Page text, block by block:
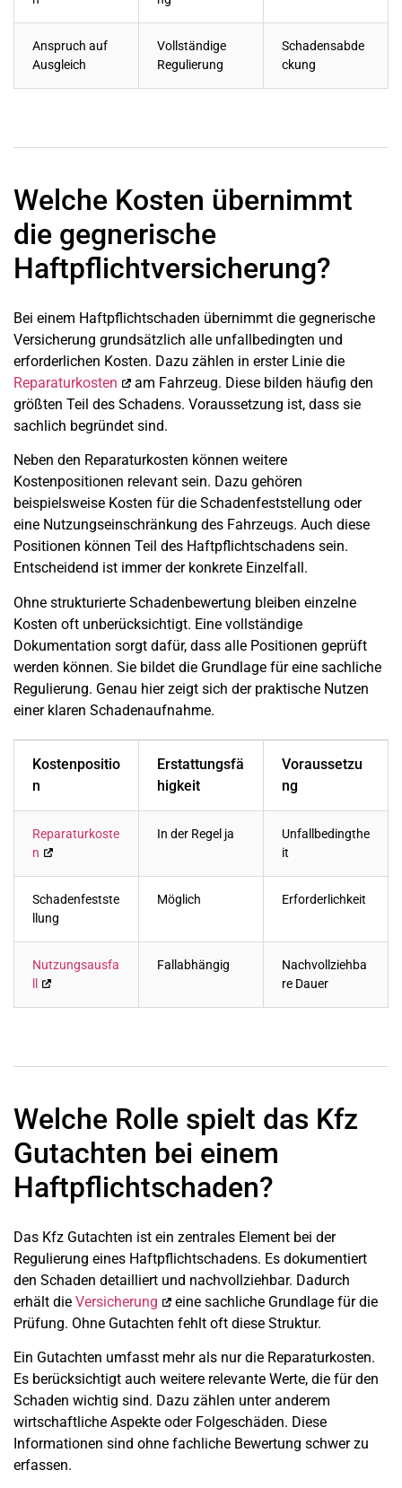
Anspruch auf
Ausgleich
Vollständige
Regulierung
Schadensabde
ckung
Welche Kosten übernimmt
die gegnerische
Haftpflichtversicherung?
Bei einem Haftpflichtschaden übernimmt die gegnerische
Versicherung grundsätzlich alle unfallbedingten und
erforderlichen Kosten. Dazu zählen in erster Linie die
Reparaturkosten
am Fahrzeug. Diese bilden häufig den
größten Teil des Schadens. Voraussetzung ist, dass sie
sachlich begründet sind.
Neben den Reparaturkosten können weitere
Kostenpositionen relevant sein. Dazu gehören
beispielsweise Kosten für die Schadenfeststellung oder
eine Nutzungseinschränkung des Fahrzeugs. Auch diese
Positionen können Teil des Haftpflichtschadens sein.
Entscheidend ist immer der konkrete Einzelfall.
Ohne strukturierte Schadenbewertung bleiben einzelne
Kosten oft unberücksichtigt. Eine vollständige
Dokumentation sorgt dafür, dass alle Positionen geprüft
werden können. Sie bildet die Grundlage für eine sachliche
Regulierung. Genau hier zeigt sich der praktische Nutzen
einer klaren Schadenaufnahme.
Kostenpositio
n
Erstattungsfä
higkeit
Voraussetzu
ng
Reparaturkoste
n
In der Regel ja
Unfallbedingthe
it
Schadenfestste
llung
Möglich Erforderlichkeit
Nutzungsausfa
Fallabhängig
Nachvollziehba
re Dauer
Welche Rolle spielt das Kfz
Gutachten bei einem
Haftpflichtschaden?
Das Kfz Gutachten ist ein zentrales Element bei der
Regulierung eines Haftpflichtschadens. Es dokumentiert
den Schaden detailliert und nachvollziehbar. Dadurch
erhält die Versicherung
eine sachliche Grundlage für die
Prüfung. Ohne Gutachten fehlt oft diese Struktur.
Ein Gutachten umfasst mehr als nur die Reparaturkosten.
Es berücksichtigt auch weitere relevante Werte, die für den
Schaden wichtig sind. Dazu zählen unter anderem
wirtschaftliche Aspekte oder Folgeschäden. Diese
Informationen sind ohne fachliche Bewertung schwer zu
erfassen.